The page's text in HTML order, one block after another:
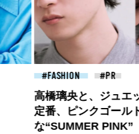
FASHION
ロエベの新しい世界
コントラストとレイ
喜び、明るいスピリ